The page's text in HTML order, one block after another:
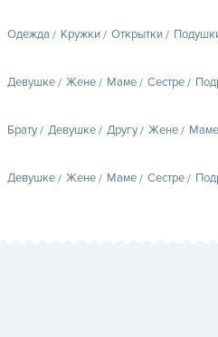
Одежда Кружки Открытки
Девушке Жене Маме Сестре
Брату Девушке Другу Жене Маме
Девушке Жене Маме Сестре